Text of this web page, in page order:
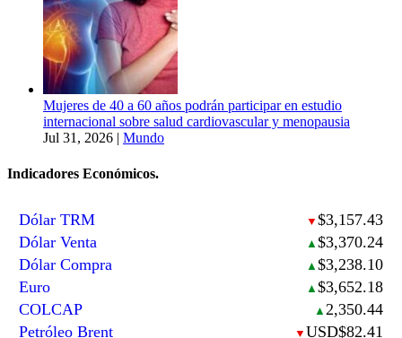
Mujeres de 40 a 60 años podrán participar en estudio
internacional sobre salud cardiovascular y menopausia
Jul 31, 2026 | Mundo
Indicadores Económicos.
Dólar TRM ▼ $3,157.43
Dólar Venta
▲ $3,370.24
Dólar Compra
▲ $3,238.10
Euro
▲ $3,652.18
COLCAP
▲ 2,350.44
Petróleo Brent
▼ USD$82.41